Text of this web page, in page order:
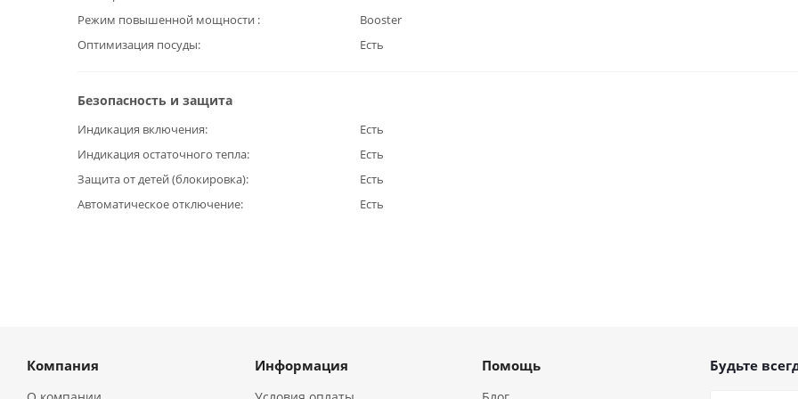
Режим повышенной мощности
Booster
Оптимизация посуды
Есть
Безопасность и защита
Индикация включения
Есть
Индикация остаточного тепла
Есть
Защита от детей (блокировка)
Есть
Автоматическое отключение
Есть
Компания Информация Помощь Будьте